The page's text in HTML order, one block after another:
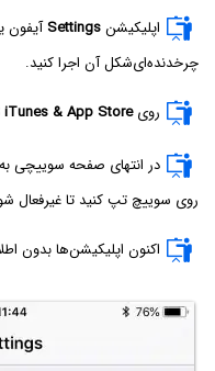
اپلیکیشنSettingsآیفون
چرخدنده‌ای‌شکل آن اجرا کنید.
رویiTunes & App Store
در انتهای صفحه سوییچی
روی سوییچ تپ کنید تا غیرفعال
اکنون اپلیکیشن‌ها بدون